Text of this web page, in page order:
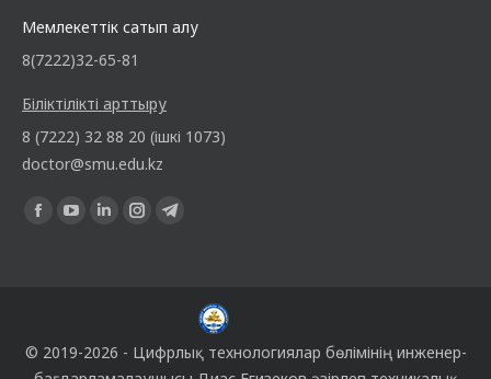
Мемлекеттік сатып алу
8(7222)32-65-81
Біліктілікті арттыру
8 (7222) 32 88 20 (ішкі 1073)
doctor@smu.edu.kz
Find us on:
© 2019-2026 - Цифрлық технологиялар бөлімініңинженер-